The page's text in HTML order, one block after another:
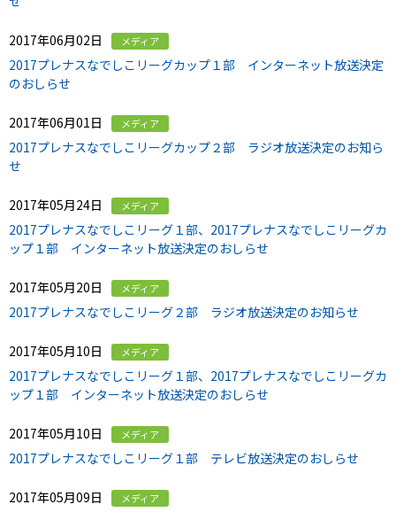
2017年06月02日 メディア
2017プレナスなでしこリーグカップ１部 インターネット放送決定
のおしらせ
2017年06月01日 メディア
2017プレナスなでしこリーグカップ２部 ラジオ放送決定のお知ら
せ
2017年05月24日 メディア
2017プレナスなでしこリーグ１部、2017プレナスなでしこリーグカ
ップ１部 インターネット放送決定のおしらせ
2017年05月20日 メディア
2017プレナスなでしこリーグ２部 ラジオ放送決定のお知らせ
2017年05月10日 メディア
2017プレナスなでしこリーグ１部、2017プレナスなでしこリーグカ
ップ１部 インターネット放送決定のおしらせ
2017年05月10日 メディア
2017プレナスなでしこリーグ１部 テレビ放送決定のおしらせ
2017年05月09日 メディア